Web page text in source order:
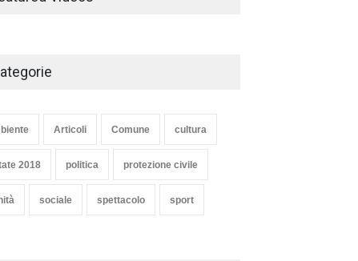
Articoli cultura 8 Maggio 2020
Articoli Comune cultura
2018 politica protezione civile
sociale spettacolo sport